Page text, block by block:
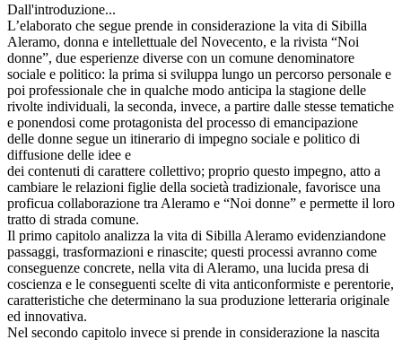
Dall'introduzione...
L’elaborato che segue prende in considerazione la vita di Sibilla
Aleramo, donna e intellettuale del Novecento, e la rivista “Noi
donne”, due esperienze diverse con un comune denominatore
sociale e politico: la prima si sviluppa lungo un percorso personale e
poi professionale che in qualche modo anticipa la stagione delle
rivolte individuali, la seconda, invece, a partire dalle stesse tematiche
e ponendosi come protagonista del processo di emancipazione
delle donne segue un itinerario di impegno sociale e politico di
diffusione delle idee e
dei contenuti di carattere collettivo; proprio questo impegno, atto a
cambiare le relazioni figlie della società tradizionale, favorisce una
proficua collaborazione tra Aleramo e “Noi donne” e permette il loro
tratto di strada comune.
Il primo capitolo analizza la vita di Sibilla Aleramo evidenziandone
passaggi, trasformazioni e rinascite; questi processi avranno come
conseguenze concrete, nella vita di Aleramo, una lucida presa di
coscienza e le conseguenti scelte di vita anticonformiste e perentorie,
caratteristiche che determinano la sua produzione letteraria originale
ed innovativa.
Nel secondo capitolo invece si prende in considerazione la nascita